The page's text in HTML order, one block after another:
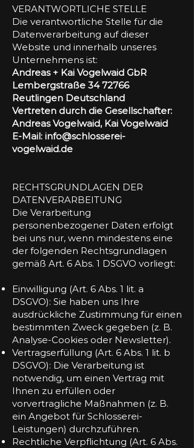
VERANTWORTLICHE STELLE
Die verantwortliche Stelle für die
Datenverarbeitung auf dieser
Website und innerhalb unseres
Unternehmens ist:
Andreas + Kai Vogelwaid GbR
Lembergstraße 34 72766
Reutlingen Deutschland
Vertreten durch die Gesellschafter:
Andreas Vogelwaid, Kai Vogelwaid
E-Mail: info@schlosserei-
vogelwaid.de
RECHTSGRUNDLAGEN DER
DATENVERARBEITUNG
Die Verarbeitung
personenbezogener Daten erfolgt
bei uns nur, wenn mindestens eine
der folgenden Rechtsgrundlagen
gemäß Art. 6 Abs. 1 DSGVO vorliegt:
Einwilligung (Art. 6 Abs. 1 lit. a
DSGVO): Sie haben uns Ihre
ausdrückliche Zustimmung für einen
bestimmten Zweck gegeben (z. B.
Analyse-Cookies oder Newsletter).
Vertragserfüllung (Art. 6 Abs. 1 lit. b
DSGVO): Die Verarbeitung ist
notwendig, um einen Vertrag mit
Ihnen zu erfüllen oder
vorvertragliche Maßnahmen (z. B.
ein Angebot für Schlosserei-
Leistungen) durchzuführen.
Rechtliche Verpflichtung (Art. 6 Abs.